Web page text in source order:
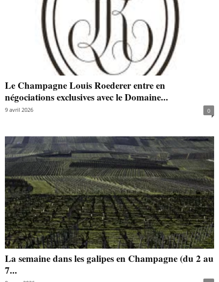
Le Champagne Louis Roederer entre en
négociations exclusives avec le Domaine...
9 avril 2026 0
La semaine dans les galipes en Champagne (du 2 au
7...